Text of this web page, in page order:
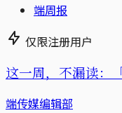
端周报
仅限注册用户
这一周，不漏读：
端传媒编辑部